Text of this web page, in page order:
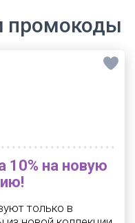
промокоды
на новую
только в